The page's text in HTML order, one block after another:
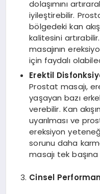
dolaşımını
iyileştirebilir.
bölgedeki kan
kalitesini
masajının
için faydalı
Erektil
Prostat masajı,
yaşayan bazı
verebilir. Kan
uyarılması ve
ereksiyon
sorunu daha
masajı tek
Cinsel